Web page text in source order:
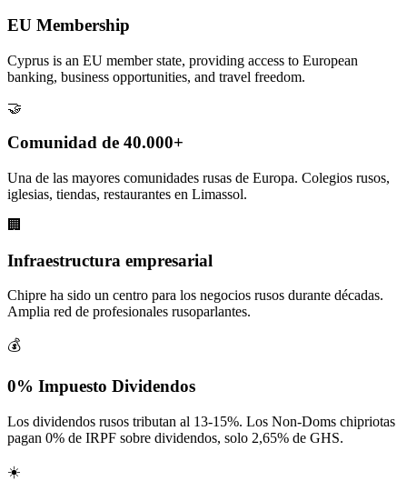
EU Membership
Cyprus is an EU member state, providing access to European
banking, business opportunities, and travel freedom.
🤝
Comunidad de 40.000+
Una de las mayores comunidades rusas de Europa. Colegios rusos,
iglesias, tiendas, restaurantes en Limassol.
🏢
Infraestructura empresarial
Chipre ha sido un centro para los negocios rusos durante décadas.
Amplia red de profesionales rusoparlantes.
💰
0% Impuesto Dividendos
Los dividendos rusos tributan al 13-15%. Los Non-Doms chipriotas
pagan 0% de IRPF sobre dividendos, solo 2,65% de GHS.
☀️